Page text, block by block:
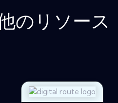
のリソース